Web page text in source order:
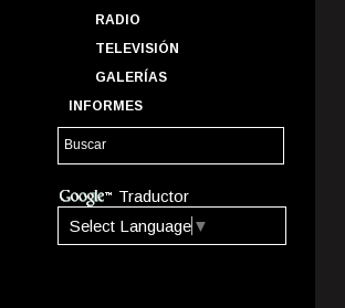
RADIO
TELEVISIÓN
GALERÍAS
INFORMES
Traductor
Select Language ▼